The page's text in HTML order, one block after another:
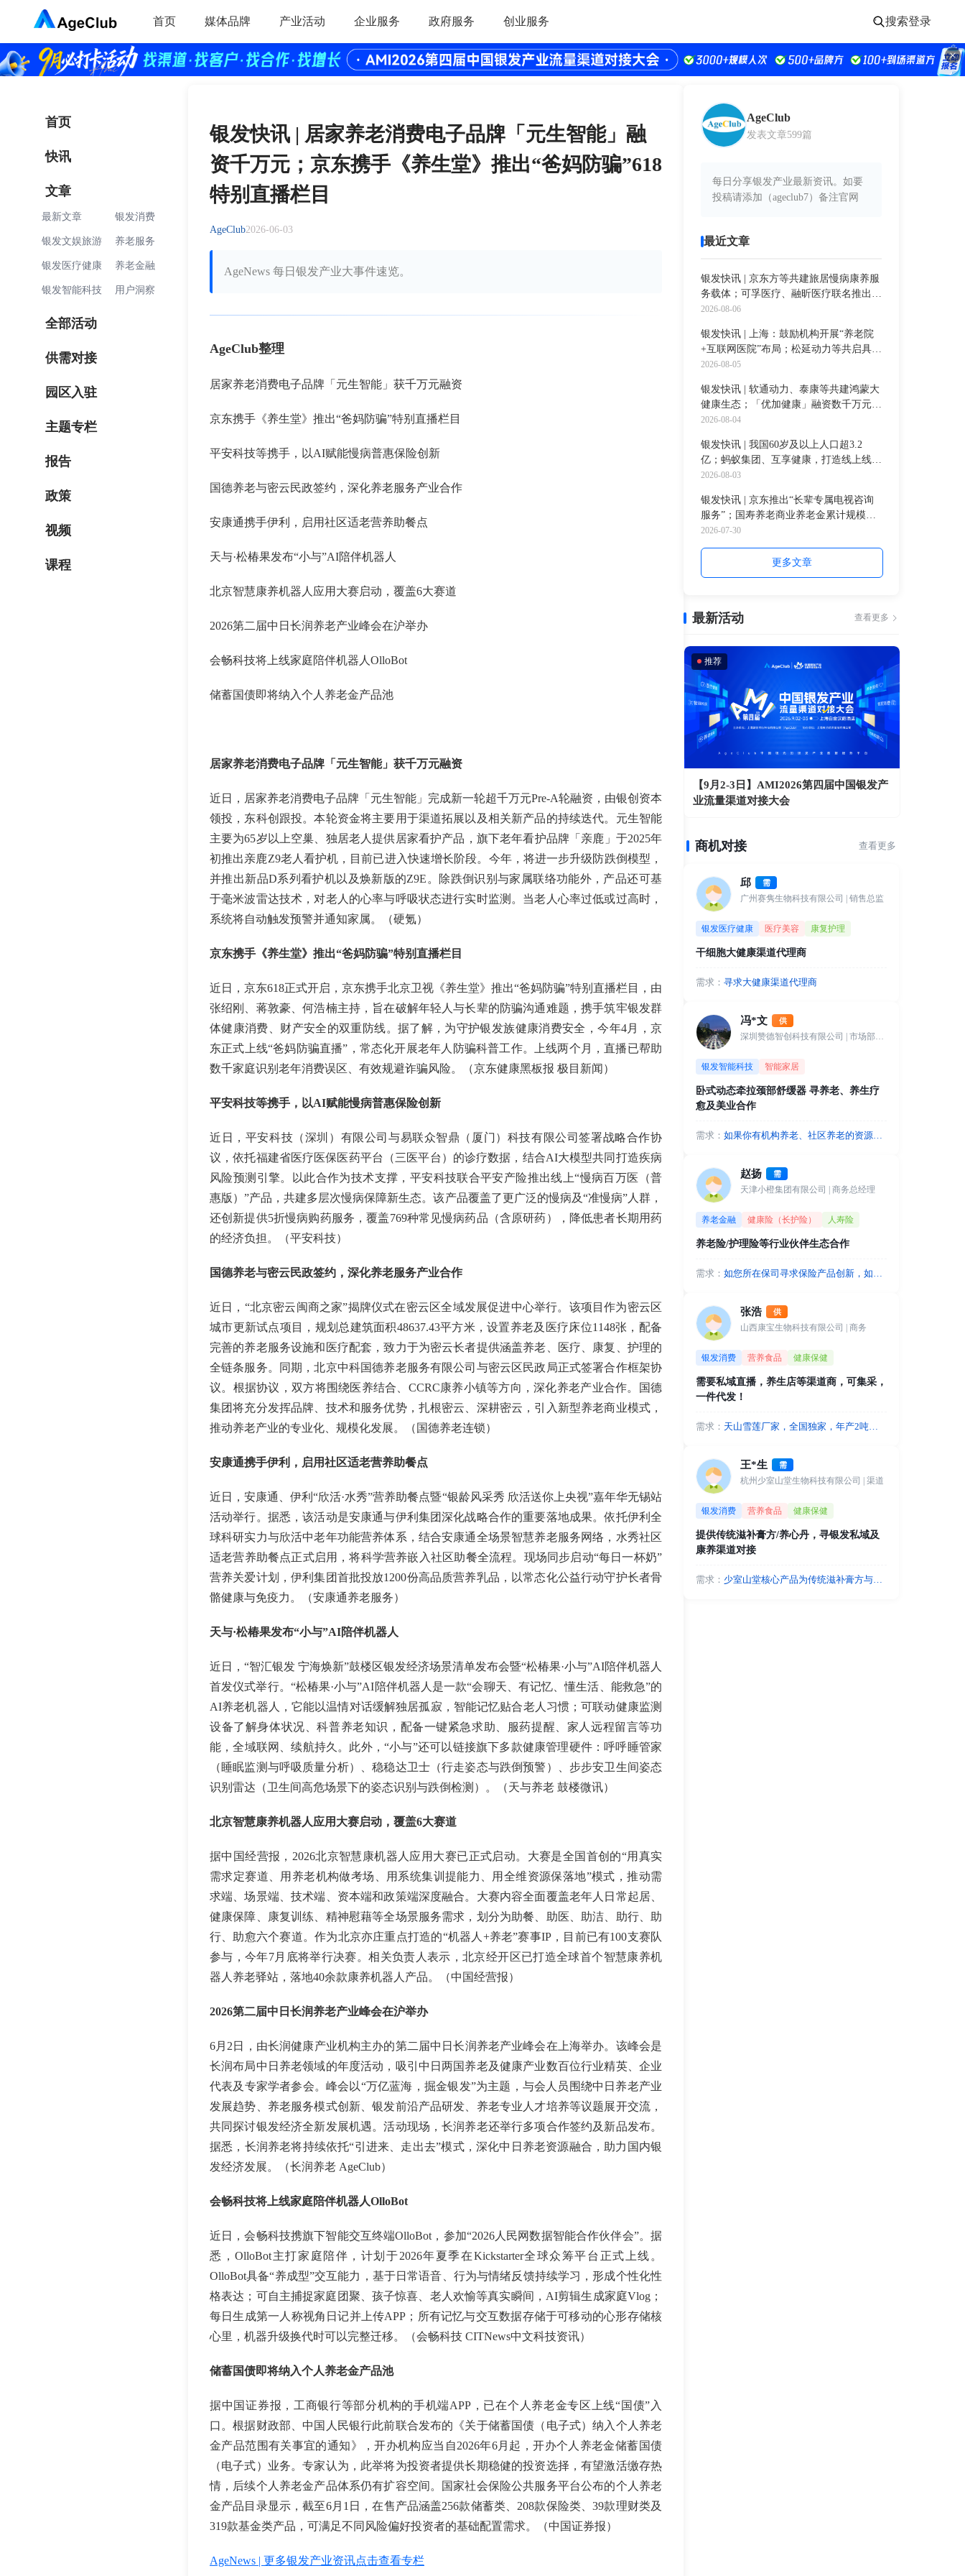
首页 媒体品牌 产业活动 企业服务 政府服务 创业服务 搜索登录
首页
快讯
文章
最新文章 银发消费
银发文娱旅游 养老服务
银发医疗健康 养老金融
银发智能科技 用户洞察
全部活动
供需对接
园区入驻
主题专栏
报告
政策
视频
课程
银发快讯 | 居家养老消费电子品牌「元生智能」融
资千万元；京东携手《养生堂》推出“爸妈防骗”618
特别直播栏目
AgeClub2026-06-03
AgeNews 每日银发产业大事件速览。
AgeClub整理
居家养老消费电子品牌「元生智能」获千万元融资
京东携手《养生堂》推出“爸妈防骗”特别直播栏目
平安科技等携手，以AI赋能慢病普惠保险创新
国德养老与密云民政签约，深化养老服务产业合作
安康通携手伊利，启用社区适老营养助餐点
天与·松椿果发布“小与”AI陪伴机器人
北京智慧康养机器人应用大赛启动，覆盖6大赛道
2026第二届中日长润养老产业峰会在沪举办
会畅科技将上线家庭陪伴机器人OlloBot
储蓄国债即将纳入个人养老金产品池
居家养老消费电子品牌「元生智能」获千万元融资
近日，居家养老消费电子品牌「元生智能」完成新一轮超千万元Pre-A轮融资，由银创资本
领投，东科创跟投。本轮资金将主要用于渠道拓展以及相关新产品的持续迭代。元生智能
主要为65岁以上空巢、独居老人提供居家看护产品，旗下老年看护品牌「亲鹿」于2025年
初推出亲鹿Z9老人看护机，目前已进入快速增长阶段。今年，将进一步升级防跌倒模型，
并推出新品D系列看护机以及焕新版的Z9E。除跌倒识别与家属联络功能外，产品还可基
于毫米波雷达技术，对老人的心率与呼吸状态进行实时监测。当老人心率过低或过高时，
系统将自动触发预警并通知家属。（硬氪）
京东携手《养生堂》推出“爸妈防骗”特别直播栏目
近日，京东618正式开启，京东携手北京卫视《养生堂》推出“爸妈防骗”特别直播栏目，由
张绍刚、蒋敦豪、何浩楠主持，旨在破解年轻人与长辈的防骗沟通难题，携手筑牢银发群
体健康消费、财产安全的双重防线。据了解，为守护银发族健康消费安全，今年4月，京
东正式上线“爸妈防骗直播”，常态化开展老年人防骗科普工作。上线两个月，直播已帮助
数千家庭识别老年消费误区、有效规避诈骗风险。（京东健康黑板报 极目新闻）
平安科技等携手，以AI赋能慢病普惠保险创新
近日，平安科技（深圳）有限公司与易联众智鼎（厦门）科技有限公司签署战略合作协
议，依托福建省医疗医保医药平台（三医平台）的诊疗数据，结合AI大模型共同打造疾病
风险预测引擎。以此合作为技术支撑，平安科技联合平安产险推出线上“慢病百万医（普
惠版）”产品，共建多层次慢病保障新生态。该产品覆盖了更广泛的慢病及“准慢病”人群，
还创新提供5折慢病购药服务，覆盖769种常见慢病药品（含原研药），降低患者长期用药
的经济负担。（平安科技）
国德养老与密云民政签约，深化养老服务产业合作
近日，“北京密云闽商之家”揭牌仪式在密云区全域发展促进中心举行。该项目作为密云区
城市更新试点项目，规划总建筑面积48637.43平方米，设置养老及医疗床位1148张，配备
完善的养老服务设施和医疗配套，致力于为密云长者提供涵盖养老、医疗、康复、护理的
全链条服务。同期，北京中科国德养老服务有限公司与密云区民政局正式签署合作框架协
议。根据协议，双方将围绕医养结合、CCRC康养小镇等方向，深化养老产业合作。国德
集团将充分发挥品牌、技术和服务优势，扎根密云、深耕密云，引入新型养老商业模式，
推动养老产业的专业化、规模化发展。（国德养老连锁）
安康通携手伊利，启用社区适老营养助餐点
近日，安康通、伊利“欣活·水秀”营养助餐点暨“银龄风采秀 欣活送你上央视”嘉年华无锡站
活动举行。据悉，该活动是安康通与伊利集团深化战略合作的重要落地成果。依托伊利全
球科研实力与欣活中老年功能营养体系，结合安康通全场景智慧养老服务网络，水秀社区
适老营养助餐点正式启用，将科学营养嵌入社区助餐全流程。现场同步启动“每日一杯奶”
营养关爱计划，伊利集团首批投放1200份高品质营养乳品，以常态化公益行动守护长者骨
骼健康与免疫力。（安康通养老服务）
天与·松椿果发布“小与”AI陪伴机器人
近日，“智汇银发 宁海焕新”鼓楼区银发经济场景清单发布会暨“松椿果·小与”AI陪伴机器人
首发仪式举行。“松椿果·小与”AI陪伴机器人是一款“会聊天、有记忆、懂生活、能救急”的
AI养老机器人，它能以温情对话缓解独居孤寂，智能记忆贴合老人习惯；可联动健康监测
设备了解身体状况、科普养老知识，配备一键紧急求助、服药提醒、家人远程留言等功
能，全域联网、续航持久。此外，“小与”还可以链接旗下多款健康管理硬件：呼呼睡管家
（睡眠监测与呼吸质量分析）、稳稳达卫士（行走姿态与跌倒预警）、步步安卫生间姿态
识别雷达（卫生间高危场景下的姿态识别与跌倒检测）。（天与养老 鼓楼微讯）
北京智慧康养机器人应用大赛启动，覆盖6大赛道
据中国经营报，2026北京智慧康机器人应用大赛已正式启动。大赛是全国首创的“用真实
需求定赛道、用养老机构做考场、用系统集训提能力、用全维资源保落地”模式，推动需
求端、场景端、技术端、资本端和政策端深度融合。大赛内容全面覆盖老年人日常起居、
健康保障、康复训练、精神慰藉等全场景服务需求，划分为助餐、助医、助洁、助行、助
行、助愈六个赛道。作为北京亦庄重点打造的“机器人+养老”赛事IP，目前已有100支赛队
参与，今年7月底将举行决赛。相关负责人表示，北京经开区已打造全球首个智慧康养机
器人养老驿站，落地40余款康养机器人产品。（中国经营报）
2026第二届中日长润养老产业峰会在沪举办
6月2日，由长润健康产业机构主办的第二届中日长润养老产业峰会在上海举办。该峰会是
长润布局中日养老领域的年度活动，吸引中日两国养老及健康产业数百位行业精英、企业
代表及专家学者参会。峰会以“万亿蓝海，掘金银发”为主题，与会人员围绕中日养老产业
发展趋势、养老服务模式创新、银发前沿产品研发、养老专业人才培养等议题展开交流，
共同探讨银发经济全新发展机遇。活动现场，长润养老还举行多项合作签约及新品发布。
据悉，长润养老将持续依托“引进来、走出去”模式，深化中日养老资源融合，助力国内银
发经济发展。（长润养老 AgeClub）
会畅科技将上线家庭陪伴机器人OlloBot
近日，会畅科技携旗下智能交互终端OlloBot，参加“2026人民网数据智能合作伙伴会”。据
悉，OlloBot主打家庭陪伴，计划于2026年夏季在Kickstarter全球众筹平台正式上线。
OlloBot具备“养成型”交互能力，基于日常语音、行为与情绪反馈持续学习，形成个性化性
格表达；可自主捕捉家庭团聚、孩子惊喜、老人欢愉等真实瞬间，AI剪辑生成家庭Vlog；
每日生成第一人称视角日记并上传APP；所有记忆与交互数据存储于可移动的心形存储核
心里，机器升级换代时可以完整迁移。（会畅科技 CITNews中文科技资讯）
储蓄国债即将纳入个人养老金产品池
据中国证券报，工商银行等部分机构的手机端APP，已在个人养老金专区上线“国债”入
口。根据财政部、中国人民银行此前联合发布的《关于储蓄国债（电子式）纳入个人养老
金产品范围有关事宜的通知》，开办机构应当自2026年6月起，开办个人养老金储蓄国债
（电子式）业务。专家认为，此举将为投资者提供长期稳健的投资选择，有望激活缴存热
情，后续个人养老金产品体系仍有扩容空间。国家社会保险公共服务平台公布的个人养老
金产品目录显示，截至6月1日，在售产品涵盖256款储蓄类、208款保险类、39款理财类及
319款基金类产品，可满足不同风险偏好投资者的基础配置需求。（中国证券报）
AgeNews | 更多银发产业资讯点击查看专栏
AgeClub
发表文章599篇
每日分享银发产业最新资讯。如要
投稿请添加（ageclub7）备注官网
最近文章
银发快讯 | 京东方等共建旅居慢病康养服
务载体；可孚医疗、融昕医疗联名推出新
款呼吸机；外骨骼机器人市场规模超16亿
2026-08-06
银发快讯 | 上海：鼓励机构开展“养老院
+互联网医院”布局；松延动力等共启具身
智能文旅场景应用；全网45岁+月活跃用
2026-08-05
银发快讯 | 软通动力、泰康等共建鸿蒙大
健康生态；「优加健康」融资数千万元，
深化AI+医疗康养领域
2026-08-04
银发快讯 | 我国60岁及以上人口超3.2
亿；蚂蚁集团、互享健康，打造线上线下
一体化健康服务；一龄集团携手构建中龄
2026-08-03
银发快讯 | 京东推出“长辈专属电视咨询
服务”；国寿养老商业养老金累计规模超
900亿；礼来携手清华应对人口老龄化挑
2026-07-30
更多文章
最新活动 查看更多
推荐
【9月2-3日】AMI2026第四届中国银发产
业流量渠道对接大会
商机对接 查看更多
邱 需
广州赛隽生物科技有限公司 | 销售总监
银发医疗健康 医疗美容 康复护理
干细胞大健康渠道代理商
需求： 寻求大健康渠道代理商
冯*文 供
深圳赞德智创科技有限公司 | 市场部经理
银发智能科技 智能家居
卧式动态牵拉颈部舒缓器 寻养老、养生疗
愈及美业合作
需求： 如果你有机构养老、社区养老的资源，
利分成。如果您有休闲养生、疗愈、美
业等渠道资源可以代销或者成为城市合
赵扬 需
天津小橙集团有限公司 | 商务总经理
养老金融 健康险（长护险） 人寿险
养老险/护理险等行业伙伴生态合作
需求： 如您所在保司寻求保险产品创新，如开
技产品或服务，比如外骨骼机器人/老年
痴呆专项照护等服务，可借助商保实现
张浩 供
山西康宝生物科技有限公司 | 商务
银发消费 营养食品 健康保健
需要私域直播，养生店等渠道商，可集采，
一件代发！
需求： 天山雪莲厂家，全国独家，年产2吨，
养生店等渠道商，可集采，一件代发！
王*生 需
杭州少室山堂生物科技有限公司 | 渠道
银发消费 营养食品 健康保健
提供传统滋补膏方/养心丹，寻银发私域及
康养渠道对接
需求： 少室山堂核心产品为传统滋补膏方与养